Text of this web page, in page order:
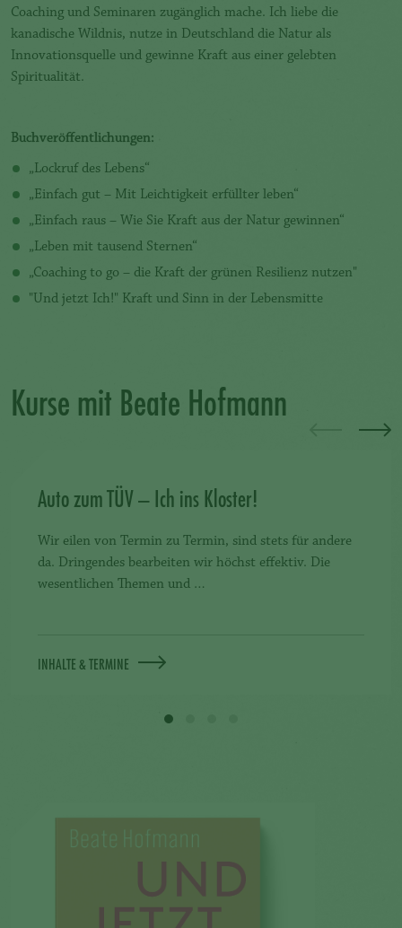
Coaching und Seminaren zugänglich mache. Ich liebe die
kanadische Wildnis, nutze in Deutschland die Natur als
Innovationsquelle und gewinne Kraft aus einer gelebten
Spiritualität.
Buchveröffentlichungen:
„Lockruf des Lebens“
„Einfach gut – Mit Leichtigkeit erfüllter leben“
„Einfach raus – Wie Sie Kraft aus der Natur gewinnen“
„Leben mit tausend Sternen“
„Coaching to go – die Kraft der grünen Resilienz nutzen"
"Und jetzt Ich!" Kraft und Sinn in der Lebensmitte
Kurse mit Beate Hofmann
Auto zum TÜV – Ich ins Kloster!
Wir eilen von Termin zu Termin, sind stets für andere
da. Dringendes bearbeiten wir höchst effektiv. Die
wesentlichen Themen und …
INHALTE & TERMINE